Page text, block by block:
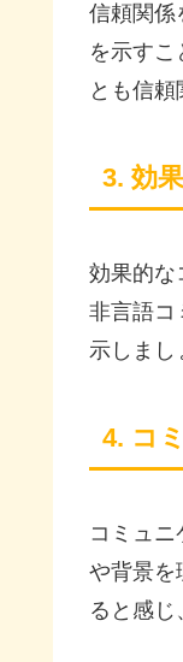
信頼関係
を示す
とも信頼
3. 効
効果的な
非言語コ
示しまし
4. コ
コミュ
や背景を
ると感じ